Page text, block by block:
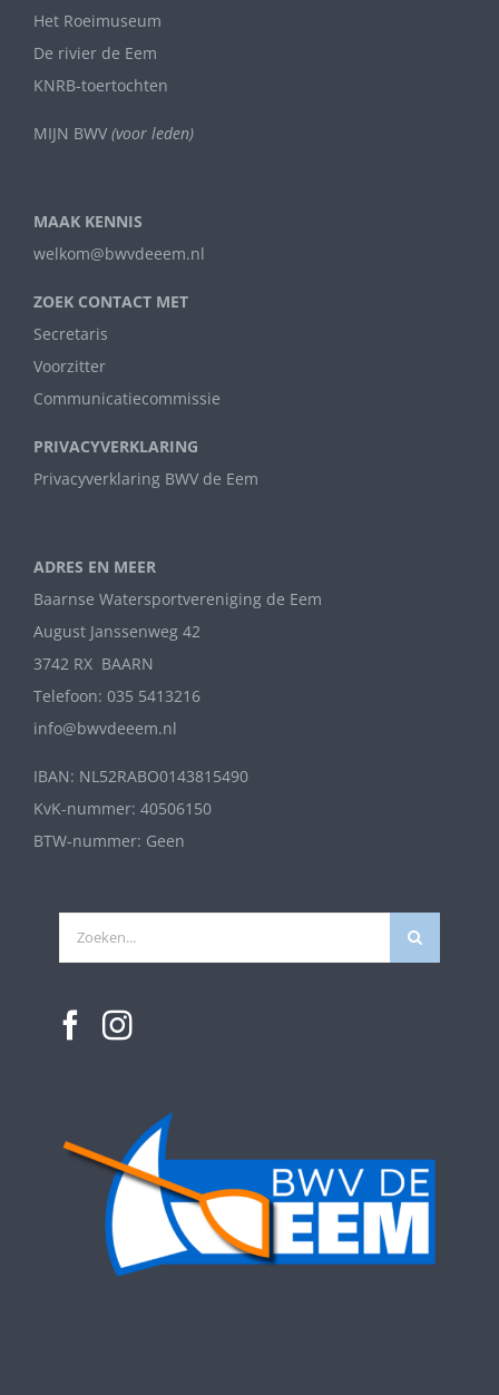
Het Roeimuseum
De rivier de Eem
KNRB-toertochten
MIJN BWV (voor leden)
MAAK KENNIS
welkom@bwvdeeem.nl
ZOEK CONTACT MET
Secretaris
Voorzitter
Communicatiecommissie
PRIVACYVERKLARING
Privacyverklaring BWV de Eem
ADRES EN MEER
Baarnse Watersportvereniging de Eem
August Janssenweg 42
3742 RX BAARN
Telefoon: 035 5413216
info@bwvdeeem.nl
IBAN: NL52RABO0143815490
KvK-nummer: 40506150
BTW-nummer: Geen
Zoeken
naar: